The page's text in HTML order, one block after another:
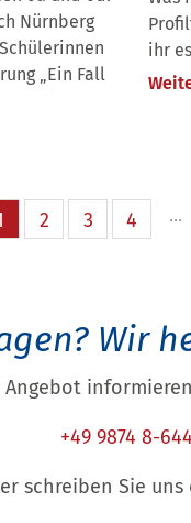
Nürnberg
„Ein Fall
ihr
2 3 4
Wir
+49 9874 8-
schreiben Sie uns